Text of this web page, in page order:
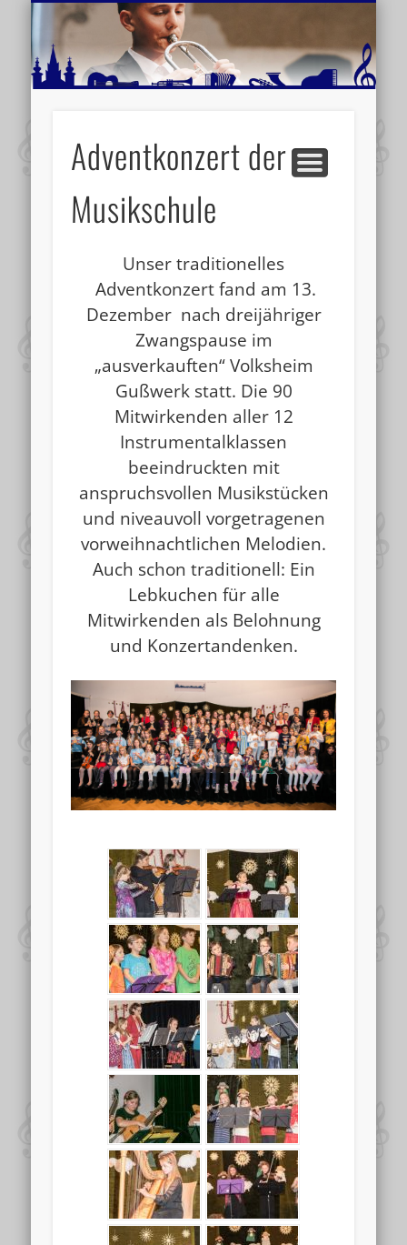
MUSIKSCHULE MARIAZELL
AKTUELLE BERICHTE
SCHULE
VIDEOS
VERANSTALTUNGSTIPPS
WEITERE INFORMATIONEN
Adventkonzert der
Musikschule
Unser traditionelles
Adventkonzert fand am 13.
Dezember nach dreijähriger
Zwangspause im
„ausverkauften“ Volksheim
Gußwerk statt. Die 90
Mitwirkenden aller 12
Instrumentalklassen
beeindruckten mit
anspruchsvollen Musikstücken
und niveauvoll vorgetragenen
vorweihnachtlichen Melodien.
Auch schon traditionell: Ein
Lebkuchen für alle
Mitwirkenden als Belohnung
und Konzertandenken.